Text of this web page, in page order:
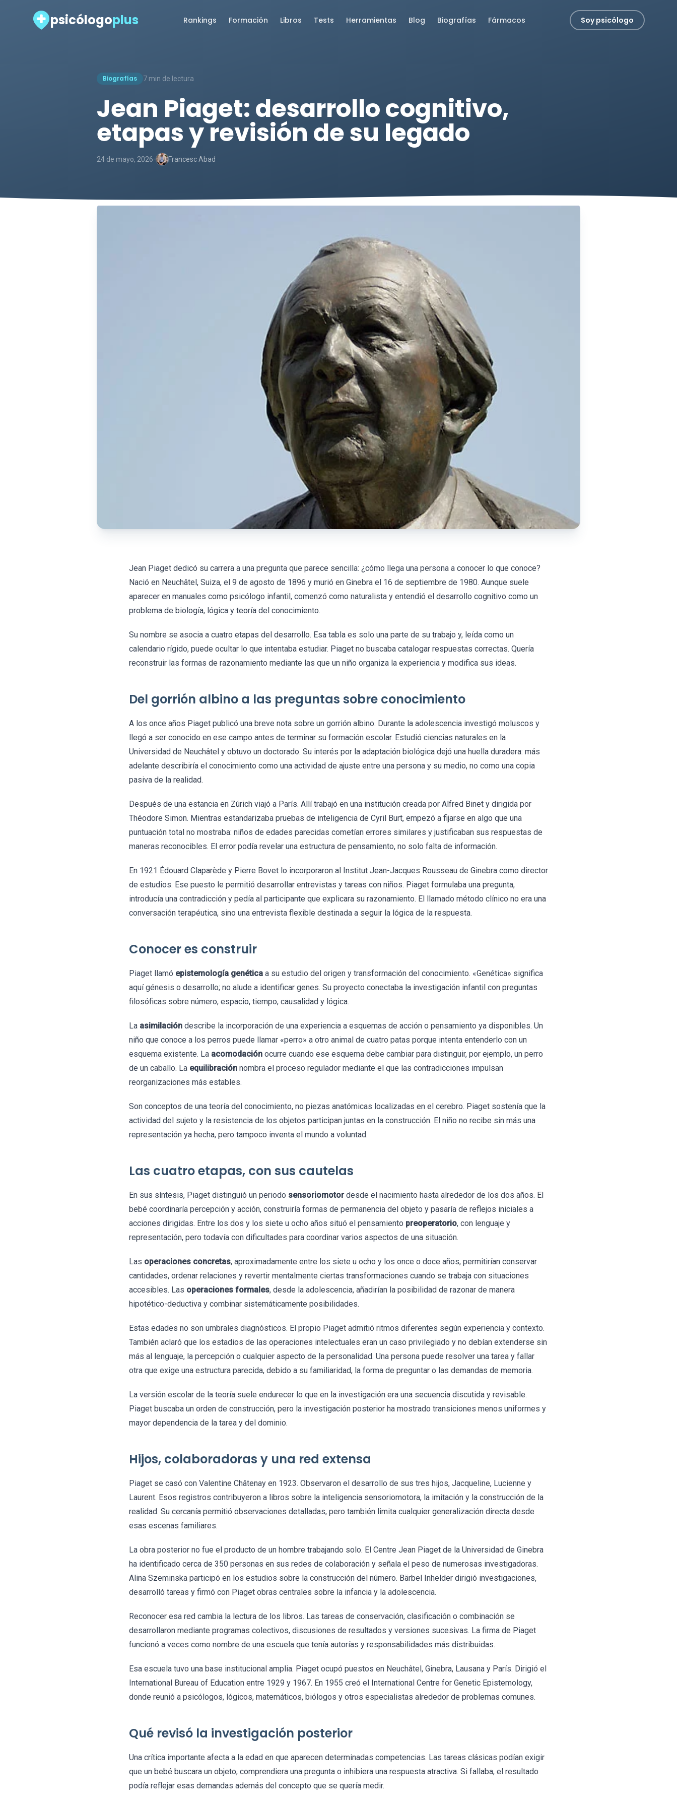
psicólogoplus Rankings Formación Libros Tests Herramientas Blog Biografías Fármacos Soy psicólogo
Biografías 7 min de lectura
Jean Piaget: desarrollo cognitivo,
etapas y revisión de su legado
24 de mayo, 2026- Francesc Abad
Jean Piaget dedicó su carrera a una pregunta que parece sencilla: ¿cómo llega una persona a conocer lo que conoce?
Nació en Neuchâtel, Suiza, el 9 de agosto de 1896 y murió en Ginebra el 16 de septiembre de 1980. Aunque suele
aparecer en manuales como psicólogo infantil, comenzó como naturalista y entendió el desarrollo cognitivo como un
problema de biología, lógica y teoría del conocimiento.
Su nombre se asocia a cuatro etapas del desarrollo. Esa tabla es solo una parte de su trabajo y, leída como un
calendario rígido, puede ocultar lo que intentaba estudiar. Piaget no buscaba catalogar respuestas correctas. Quería
reconstruir las formas de razonamiento mediante las que un niño organiza la experiencia y modifica sus ideas.
Del gorrión albino a las preguntas sobre conocimiento
A los once años Piaget publicó una breve nota sobre un gorrión albino. Durante la adolescencia investigó moluscos y
llegó a ser conocido en ese campo antes de terminar su formación escolar. Estudió ciencias naturales en la
Universidad de Neuchâtel y obtuvo un doctorado. Su interés por la adaptación biológica dejó una huella duradera: más
adelante describiría el conocimiento como una actividad de ajuste entre una persona y su medio, no como una copia
pasiva de la realidad.
Después de una estancia en Zúrich viajó a París. Allí trabajó en una institución creada por Alfred Binet y dirigida por
Théodore Simon. Mientras estandarizaba pruebas de inteligencia de Cyril Burt, empezó a fijarse en algo que una
puntuación total no mostraba: niños de edades parecidas cometían errores similares y justificaban sus respuestas de
maneras reconocibles. El error podía revelar una estructura de pensamiento, no solo falta de información.
En 1921 Édouard Claparède y Pierre Bovet lo incorporaron al Institut Jean-Jacques Rousseau de Ginebra como director
de estudios. Ese puesto le permitió desarrollar entrevistas y tareas con niños. Piaget formulaba una pregunta,
introducía una contradicción y pedía al participante que explicara su razonamiento. El llamado método clínico no era una
conversación terapéutica, sino una entrevista flexible destinada a seguir la lógica de la respuesta.
Conocer es construir
Piaget llamó epistemología genética a su estudio del origen y transformación del conocimiento. «Genética» significa
aquí génesis o desarrollo; no alude a identificar genes. Su proyecto conectaba la investigación infantil con preguntas
filosóficas sobre número, espacio, tiempo, causalidad y lógica.
La asimilación describe la incorporación de una experiencia a esquemas de acción o pensamiento ya disponibles. Un
niño que conoce a los perros puede llamar «perro» a otro animal de cuatro patas porque intenta entenderlo con un
esquema existente. La acomodación ocurre cuando ese esquema debe cambiar para distinguir, por ejemplo, un perro
de un caballo. La equilibración nombra el proceso regulador mediante el que las contradicciones impulsan
reorganizaciones más estables.
Son conceptos de una teoría del conocimiento, no piezas anatómicas localizadas en el cerebro. Piaget sostenía que la
actividad del sujeto y la resistencia de los objetos participan juntas en la construcción. El niño no recibe sin más una
representación ya hecha, pero tampoco inventa el mundo a voluntad.
Las cuatro etapas, con sus cautelas
En sus síntesis, Piaget distinguió un periodo sensoriomotordesde el nacimiento hasta alrededor de los dos años. El
bebé coordinaría percepción y acción, construiría formas de permanencia del objeto y pasaría de reflejos iniciales a
acciones dirigidas. Entre los dos y los siete u ocho años situó el pensamiento preoperatorio, con lenguaje y
representación, pero todavía con dificultades para coordinar varios aspectos de una situación.
Las operaciones concretas, aproximadamente entre los siete u ocho y los once o doce años, permitirían conservar
cantidades, ordenar relaciones y revertir mentalmente ciertas transformaciones cuando se trabaja con situaciones
accesibles. Las operaciones formales, desde la adolescencia, añadirían la posibilidad de razonar de manera
hipotético-deductiva y combinar sistemáticamente posibilidades.
Estas edades no son umbrales diagnósticos. El propio Piaget admitió ritmos diferentes según experiencia y contexto.
También aclaró que los estadios de las operaciones intelectuales eran un caso privilegiado y no debían extenderse sin
más al lenguaje, la percepción o cualquier aspecto de la personalidad. Una persona puede resolver una tarea y fallar
otra que exige una estructura parecida, debido a su familiaridad, la forma de preguntar o las demandas de memoria.
La versión escolar de la teoría suele endurecer lo que en la investigación era una secuencia discutida y revisable.
Piaget buscaba un orden de construcción, pero la investigación posterior ha mostrado transiciones menos uniformes y
mayor dependencia de la tarea y del dominio.
Hijos, colaboradoras y una red extensa
Piaget se casó con Valentine Châtenay en 1923. Observaron el desarrollo de sus tres hijos, Jacqueline, Lucienne y
Laurent. Esos registros contribuyeron a libros sobre la inteligencia sensoriomotora, la imitación y la construcción de la
realidad. Su cercanía permitió observaciones detalladas, pero también limita cualquier generalización directa desde
esas escenas familiares.
La obra posterior no fue el producto de un hombre trabajando solo. El Centre Jean Piaget de la Universidad de Ginebra
ha identificado cerca de 350 personas en sus redes de colaboración y señala el peso de numerosas investigadoras.
Alina Szeminska participó en los estudios sobre la construcción del número. Bärbel Inhelder dirigió investigaciones,
desarrolló tareas y firmó con Piaget obras centrales sobre la infancia y la adolescencia.
Reconocer esa red cambia la lectura de los libros. Las tareas de conservación, clasificación o combinación se
desarrollaron mediante programas colectivos, discusiones de resultados y versiones sucesivas. La firma de Piaget
funcionó a veces como nombre de una escuela que tenía autorías y responsabilidades más distribuidas.
Esa escuela tuvo una base institucional amplia. Piaget ocupó puestos en Neuchâtel, Ginebra, Lausana y París. Dirigió el
International Bureau of Education entre 1929 y 1967. En 1955 creó el International Centre for Genetic Epistemology,
donde reunió a psicólogos, lógicos, matemáticos, biólogos y otros especialistas alrededor de problemas comunes.
Qué revisó la investigación posterior
Una crítica importante afecta a la edad en que aparecen determinadas competencias. Las tareas clásicas podían exigir
que un bebé buscara un objeto, comprendiera una pregunta o inhibiera una respuesta atractiva. Si fallaba, el resultado
podía reflejar esas demandas además del concepto que se quería medir.